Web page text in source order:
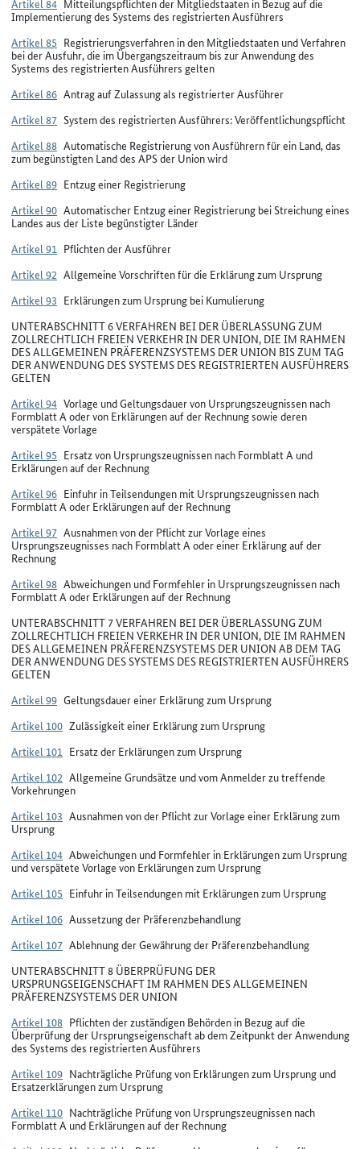
Artikel 84 Mitteilungspflichten der Mitgliedstaaten in Bezug auf die
Implementierung des Systems des registrierten Ausführers
Artikel 85 Registrierungsverfahren in den Mitgliedstaaten und Verfahren
bei der Ausfuhr, die im Übergangszeitraum bis zur Anwendung des
Systems des registrierten Ausführers gelten
Artikel 86 Antrag auf Zulassung als registrierter Ausführer
Artikel 87 System des registrierten Ausführers: Veröffentlichungspflicht
Artikel 88 Automatische Registrierung von Ausführern für ein Land, das
zum begünstigten Land des APS der Union wird
Artikel 89 Entzug einer Registrierung
Artikel 90 Automatischer Entzug einer Registrierung bei Streichung eines
Landes aus der Liste begünstigter Länder
Artikel 91 Pflichten der Ausführer
Artikel 92 Allgemeine Vorschriften für die Erklärung zum Ursprung
Artikel 93 Erklärungen zum Ursprung bei Kumulierung
UNTERABSCHNITT 6 VERFAHREN BEI DER ÜBERLASSUNG ZUM
ZOLLRECHTLICH FREIEN VERKEHR IN DER UNION, DIE IM RAHMEN
DES ALLGEMEINEN PRÄFERENZSYSTEMS DER UNION BIS ZUM TAG
DER ANWENDUNG DES SYSTEMS DES REGISTRIERTEN AUSFÜHRERS
GELTEN
Artikel 94 Vorlage und Geltungsdauer von Ursprungszeugnissen nach
Formblatt A oder von Erklärungen auf der Rechnung sowie deren
verspätete Vorlage
Artikel 95 Ersatz von Ursprungszeugnissen nach Formblatt A und
Erklärungen auf der Rechnung
Artikel 96 Einfuhr in Teilsendungen mit Ursprungszeugnissen nach
Formblatt A oder Erklärungen auf der Rechnung
Artikel 97 Ausnahmen von der Pflicht zur Vorlage eines
Ursprungszeugnisses nach Formblatt A oder einer Erklärung auf der
Rechnung
Artikel 98 Abweichungen und Formfehler in Ursprungszeugnissen nach
Formblatt A oder Erklärungen auf der Rechnung
UNTERABSCHNITT 7 VERFAHREN BEI DER ÜBERLASSUNG ZUM
ZOLLRECHTLICH FREIEN VERKEHR IN DER UNION, DIE IM RAHMEN
DES ALLGEMEINEN PRÄFERENZSYSTEMS DER UNION AB DEM TAG
DER ANWENDUNG DES SYSTEMS DES REGISTRIERTEN AUSFÜHRERS
GELTEN
Artikel 99 Geltungsdauer einer Erklärung zum Ursprung
Artikel 100 Zulässigkeit einer Erklärung zum Ursprung
Artikel 101 Ersatz der Erklärungen zum Ursprung
Artikel 102 Allgemeine Grundsätze und vom Anmelder zu treffende
Vorkehrungen
Artikel 103 Ausnahmen von der Pflicht zur Vorlage einer Erklärung zum
Ursprung
Artikel 104 Abweichungen und Formfehler in Erklärungen zum Ursprung
und verspätete Vorlage von Erklärungen zum Ursprung
Artikel 105 Einfuhr in Teilsendungen mit Erklärungen zum Ursprung
Artikel 106 Aussetzung der Präferenzbehandlung
Artikel 107 Ablehnung der Gewährung der Präferenzbehandlung
UNTERABSCHNITT 8 ÜBERPRÜFUNG DER
URSPRUNGSEIGENSCHAFT IM RAHMEN DES ALLGEMEINEN
PRÄFERENZSYSTEMS DER UNION
Artikel 108 Pflichten der zuständigen Behörden in Bezug auf die
Überprüfung der Ursprungseigenschaft ab dem Zeitpunkt der Anwendung
des Systems des registrierten Ausführers
Artikel 109 Nachträgliche Prüfung von Erklärungen zum Ursprung und
Ersatzerklärungen zum Ursprung
Artikel 110 Nachträgliche Prüfung von Ursprungszeugnissen nach
Formblatt A und Erklärungen auf der Rechnung